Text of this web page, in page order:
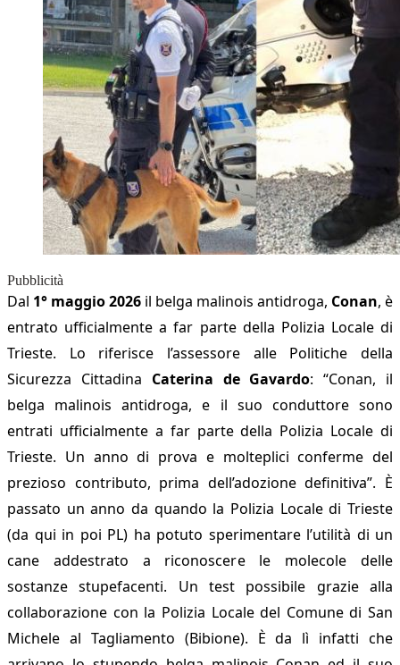
Pubblicità
Dal 1° maggio 2026 il belga malinois antidroga, Conan, è
entrato ufficialmente a far parte della Polizia Locale di
Trieste. Lo riferisce l’assessore alle Politiche della
Sicurezza Cittadina Caterina de Gavardo: “Conan, il
belga malinois antidroga, e il suo conduttore sono
entrati ufficialmente a far parte della Polizia Locale di
Trieste. Un anno di prova e molteplici conferme del
prezioso contributo, prima dell’adozione definitiva”. È
passato un anno da quando la Polizia Locale di Trieste
(da qui in poi PL) ha potuto sperimentare l’utilità di un
cane addestrato a riconoscere le molecole delle
sostanze stupefacenti. Un test possibile grazie alla
collaborazione con la Polizia Locale del Comune di San
Michele al Tagliamento (Bibione). È da lì infatti che